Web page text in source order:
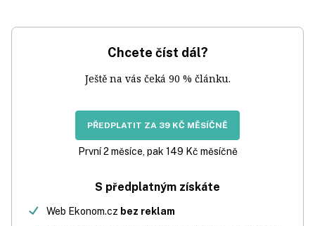
Chcete číst dál?
Ještě na vás čeká 90 % článku.
PŘEDPLATIT ZA 39 KČ MĚSÍČNĚ
První 2 měsíce, pak 149 Kč měsíčně
S předplatným získáte
Web Ekonom.cz bez reklam